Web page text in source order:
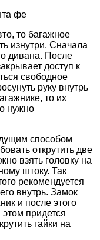
фе
то багажное
изнутри. Сначала
дивана. После
доступ к
свободное
руку внутрь
то их
нужно
способом
открутить две
взять головку на
штоку. Так
рекомендуется
внутрь. Замок
и после этого
придется
гайки на